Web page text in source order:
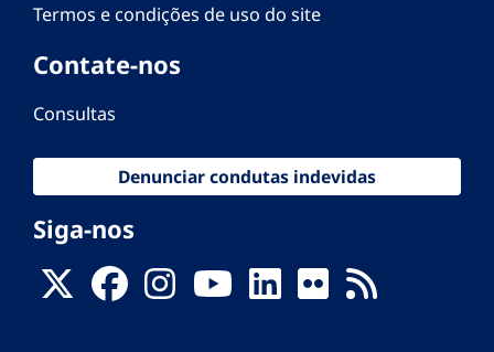
Termos e condições de uso do site
Contate-nos
Consultas
Denunciar condutas indevidas
Siga-nos